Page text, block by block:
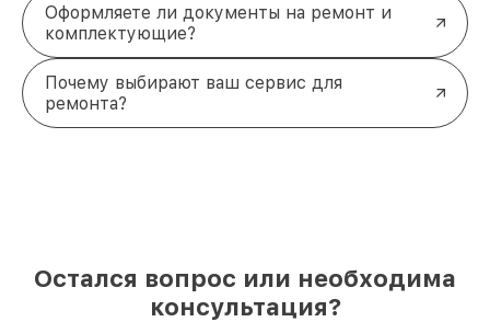
Оформляете ли документы на ремонт и
комплектующие?
Почему выбирают ваш сервис для
ремонта?
Остался вопрос или необходима
консультация?